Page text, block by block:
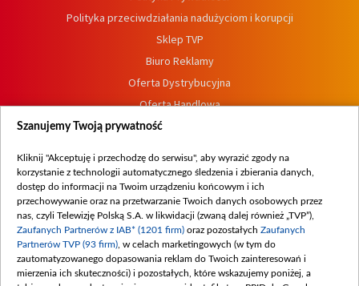
Polityka przeciwdziałania nadużyciom i korupcji
Sklep TVP
Biuro Reklamy
Oferta Dystrybucyjna
Oferta Handlowa
Dostępność
Procedura zgłoszeń wewnętrznych
Szanujemy Twoją prywatność
Kliknij "Akceptuję i przechodzę do serwisu", aby wyrazić zgody na
korzystanie z technologii automatycznego śledzenia i zbierania danych,
dostęp do informacji na Twoim urządzeniu końcowym i ich
przechowywanie oraz na przetwarzanie Twoich danych osobowych przez
nas, czyli Telewizję Polską S.A. w likwidacji (zwaną dalej również „TVP”),
Zaufanych Partnerów z IAB* (1201 firm) oraz pozostałych Zaufanych
Partnerów TVP (93 firm) , w celach marketingowych (w tym do
zautomatyzowanego dopasowania reklam do Twoich zainteresowań i
mierzenia ich skuteczności) i pozostałych, które wskazujemy poniżej, a